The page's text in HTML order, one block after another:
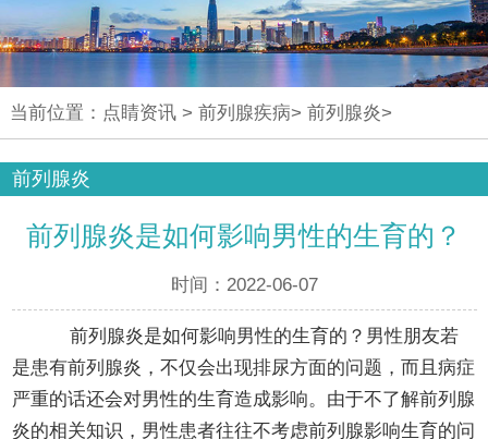
当前位置： 点睛资讯> 前列腺疾病> 前列腺炎>
前列腺炎
前列腺炎是如何影响男性的生育的？
时间：2022-06-07
前列腺炎是如何影响男性的生育的？男性朋友若
是患有前列腺炎，不仅会出现排尿方面的问题，而且病症
严重的话还会对男性的生育造成影响。由于不了解前列腺
炎的相关知识，男性患者往往不考虑前列腺影响生育的问